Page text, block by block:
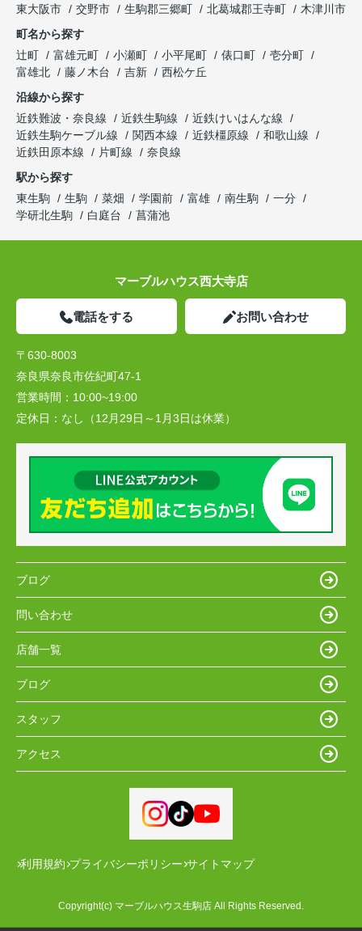
東大阪市
交野市 生駒郡三郷町 北葛城郡王寺町
木津川市
町名から探す
辻町
富雄元町 小瀬町 小平尾町 俵口町
壱分町
富雄北
藤ノ木台 吉新
西松ケ丘
沿線から探す
近鉄難波・奈良線
近鉄生駒線
近鉄けいはんな線
近鉄生駒ケーブル線
関西本線 近鉄橿原線
和歌山線
近鉄田原本線
片町線
奈良線
駅から探す
東生駒
生駒 菜畑 学園前 富雄 南生駒
一分
学研北生駒
白庭台 菖蒲池
マーブルハウス西大寺店
電話をする お問い合わせ
〒630-8003
奈良県奈良市佐紀町47-1
営業時間： 10:00~19:00
定休日： なし（12月29日～1月3日は休業）
ブログ
問い合わせ
店舗一覧
ブログ
スタッフ
アクセス
利用規約 プライバシーポリシー サイトマップ
Copyright(c) マーブルハウス生駒店 All Rights Reserved.